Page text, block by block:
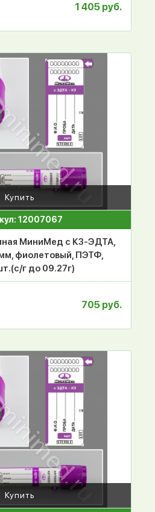
1 405 руб.
Купить
12007067
МиниМед с К3-ЭДТА,
фиолетовый, ПЭТФ,
г до 09.27г)
705 руб.
Купить